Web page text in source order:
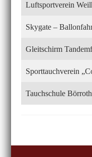
Luftsportverein
Skygate –
Gleitschirm
Sporttauchverein
Tauchschule